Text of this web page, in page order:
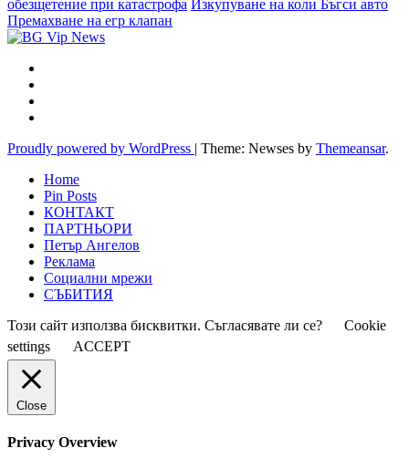
обезщетение при катастрофа Изкупуване на коли Бъгси авто
Премахване на егр клапан
Proudly powered by WordPress | Theme: Newses by Themeansar.
Home
Pin Posts
КОНТАКТ
ПАРТНЬОРИ
Петър Ангелов
Реклама
Социални мрежи
СЪБИТИЯ
Този сайт използва бисквитки. Съгласявате ли се?
Cookie
settings
ACCEPT
Close
Privacy Overview